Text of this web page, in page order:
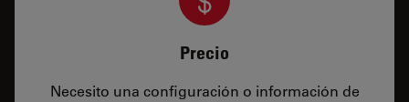
Precio
Necesito una configuración o información de